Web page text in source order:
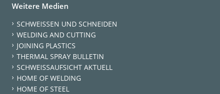
Weitere Medien
SCHWEISSEN UND SCHNEIDEN
WELDING AND CUTTING
JOINING PLASTICS
THERMAL SPRAY BULLETIN
SCHWEISSAUFSICHT AKTUELL
HOME OF WELDING
HOME OF STEEL